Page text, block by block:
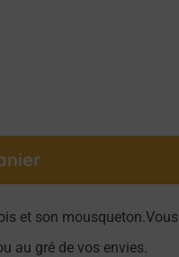
et son mousqueton.Vous
au gré de vos envies.